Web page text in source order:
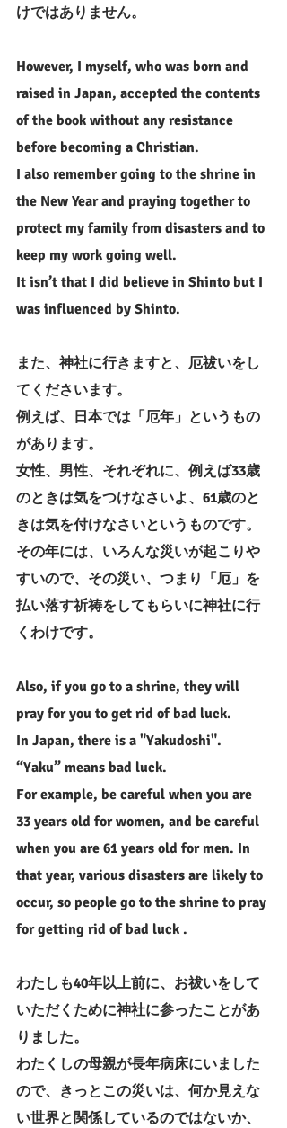
けではありません。
However, I myself, who was born and
raised in Japan, accepted the contents
of the book without any resistance
before becoming a Christian.
I also remember going to the shrine in
the New Year and praying together to
protect my family from disasters and to
keep my work going well.
It isn’t that I did believe in Shinto but I
was influenced by Shinto.
また、神社に行きますと、厄祓いをし
てくださいます。
例えば、日本では「厄年」というもの
があります。
女性、男性、それぞれに、例えば33歳
のときは気をつけなさいよ、61歳のと
きは気を付けなさいというものです。
その年には、いろんな災いが起こりや
すいので、その災い、つまり「厄」を
払い落す祈祷をしてもらいに神社に行
くわけです。
Also, if you go to a shrine, they will
pray for you to get rid of bad luck.
In Japan, there is a "Yakudoshi".
“Yaku” means bad luck.
For example, be careful when you are
33 years old for women, and be careful
when you are 61 years old for men. In
that year, various disasters are likely to
occur, so people go to the shrine to pray
for getting rid of bad luck .
わたしも40年以上前に、お祓いをして
いただくために神社に参ったことがあ
りました。
わたくしの母親が長年病床にいました
ので、きっとこの災いは、何か見えな
い世界と関係しているのではないか、